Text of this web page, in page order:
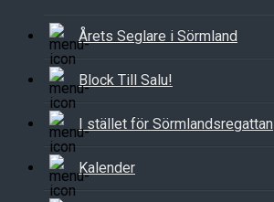
Årets Seglare i Sörmland
Block Till Salu!
I stället för Sörmlandsregattan
Kalender